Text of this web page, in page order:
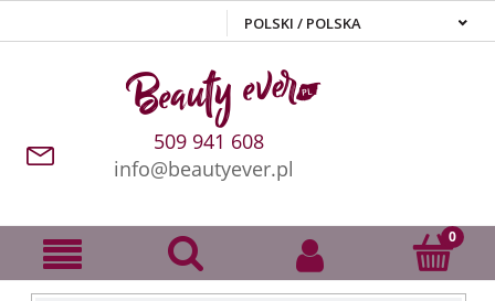
509 941 608
info@beautyever.pl